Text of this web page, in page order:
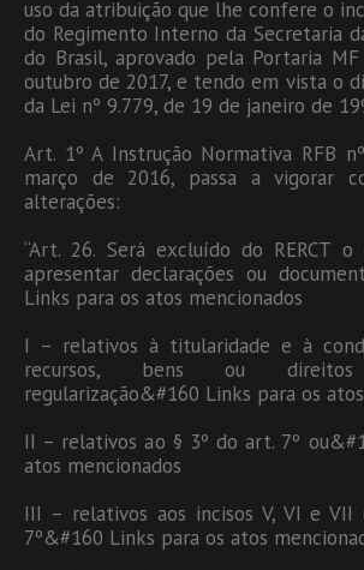
uso da atribuição que lhe confere o
do Regimento Interno da Secretaria
do Brasil, aprovado pela Portaria
outubro de 2017, e tendo em vista o
da Lei nº 9.779, de 19 de janeiro de
Art. 1º A Instrução Normativa RFB
março de 2016, passa a vigorar
alterações:
“Art. 26. Será excluído do RERCT
apresentar declarações ou
Links para os atos mencionados
I – relativos à titularidade e à
recursos, bens ou
regularização&#160 Links para os
II – relativos ao § 3º do art. 7º
atos mencionados
III – relativos aos incisos V, VI e
7º&#160 Links para os atos